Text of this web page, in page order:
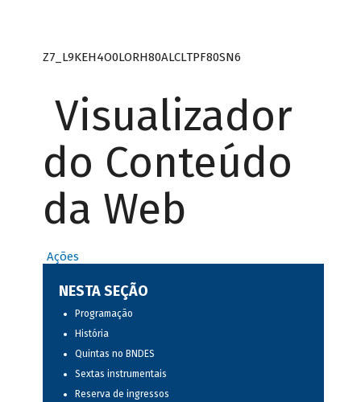
Z7_L9KEH4O0LORH80ALCLTPF80SN6
Visualizador
do Conteúdo
da Web
Ações
NESTA SEÇÃO
Programação
História
Quintas no BNDES
Sextas instrumentais
Reserva de ingressos